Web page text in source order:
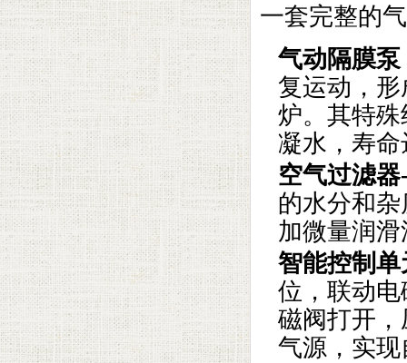
一套完整的
气动隔膜泵
复运动，
炉。其特
凝水，寿
空气过滤
的水分和
加微量润
智能控制单
位，联动
磁阀打开
气源，实